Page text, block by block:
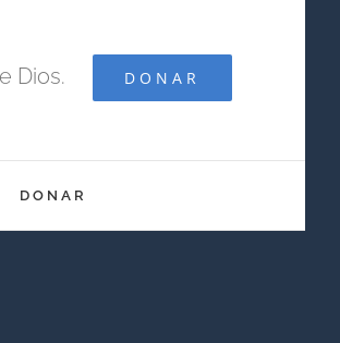
Dios. DONAR
DONAR